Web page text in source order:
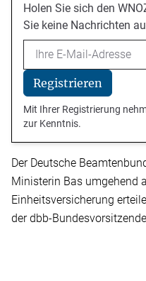
Holen Sie sich den
Sie keine Nachrichten
Email
Registrieren
Mit Ihrer Registrierung
zur Kenntnis.
Der Deutsche
Ministerin Bas umgehend
Einheitsversicherung
der dbb-